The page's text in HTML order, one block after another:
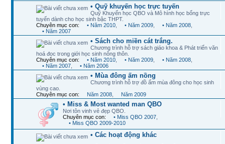
• Quỹ khuyến học trực tuyến
Quỹ Khuyến học QBO và Mô hình học bổng trực
tuyến dành cho học sinh bậc THPT.
Chuyên mục con:
• Năm 2010 • Năm 2009 • Năm 2008
• Năm 2007
• Sách cho miền cát trắng.
Chương trình hỗ trợ sách giáo khoa & Phát triển văn
hoá đọc trong giới học sinh nông thôn.
Chuyên mục con:
• Năm 2010 • Năm 2009 • Năm 2008
• Năm 2007
• Năm 2006
• Mùa đông ấm nồng
Chương trình hỗ trợ đồ ấm mùa đông cho học sinh
vùng cao.
Chuyên mục con:
Năm 2008 Năm 2009
• Miss & Most wanted man QBO
Nơi tôn vinh vẻ đẹp QBO.
Chuyên mục con:
• Miss QBO 2007
• Miss QBO 2009-2010
• Các hoạt động khác